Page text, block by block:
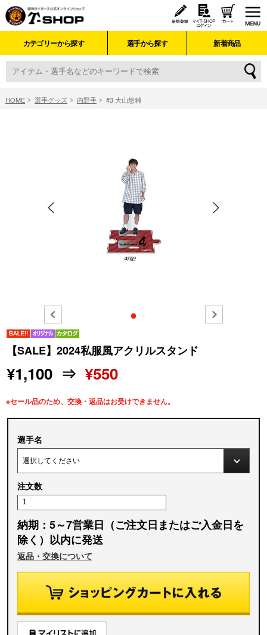
カテゴリーから探す 選手から探す 新着商品
HOME 選手グッズ 内野手 #3 大山悠輔
●
【SALE】2024私服風アクリルスタンド
¥1,100 ⇒¥550
※セール品のため、交換・返品はお受けできません。
選手名
注文数
納期：5～7営業日（ご注文日またはご入金日を
除く）以内に発送
返品・交換について